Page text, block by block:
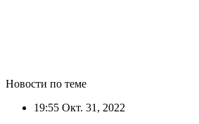
Новости по теме
19:55 Окт. 31, 2022